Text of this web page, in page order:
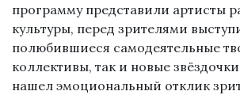
программу представили артисты
культуры, перед зрителями
полюбившиеся самодеятельные
коллективы, так и новые
нашел эмоциональный отклик